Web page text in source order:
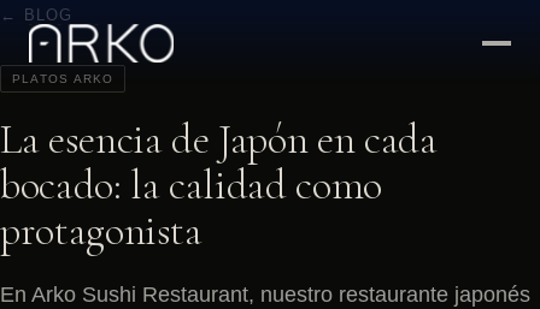
← BLOG
PLATOS ARKO
La esencia de Japón en cada
bocado: la calidad como
protagonista
En Arko Sushi Restaurant, nuestro restaurante japonés